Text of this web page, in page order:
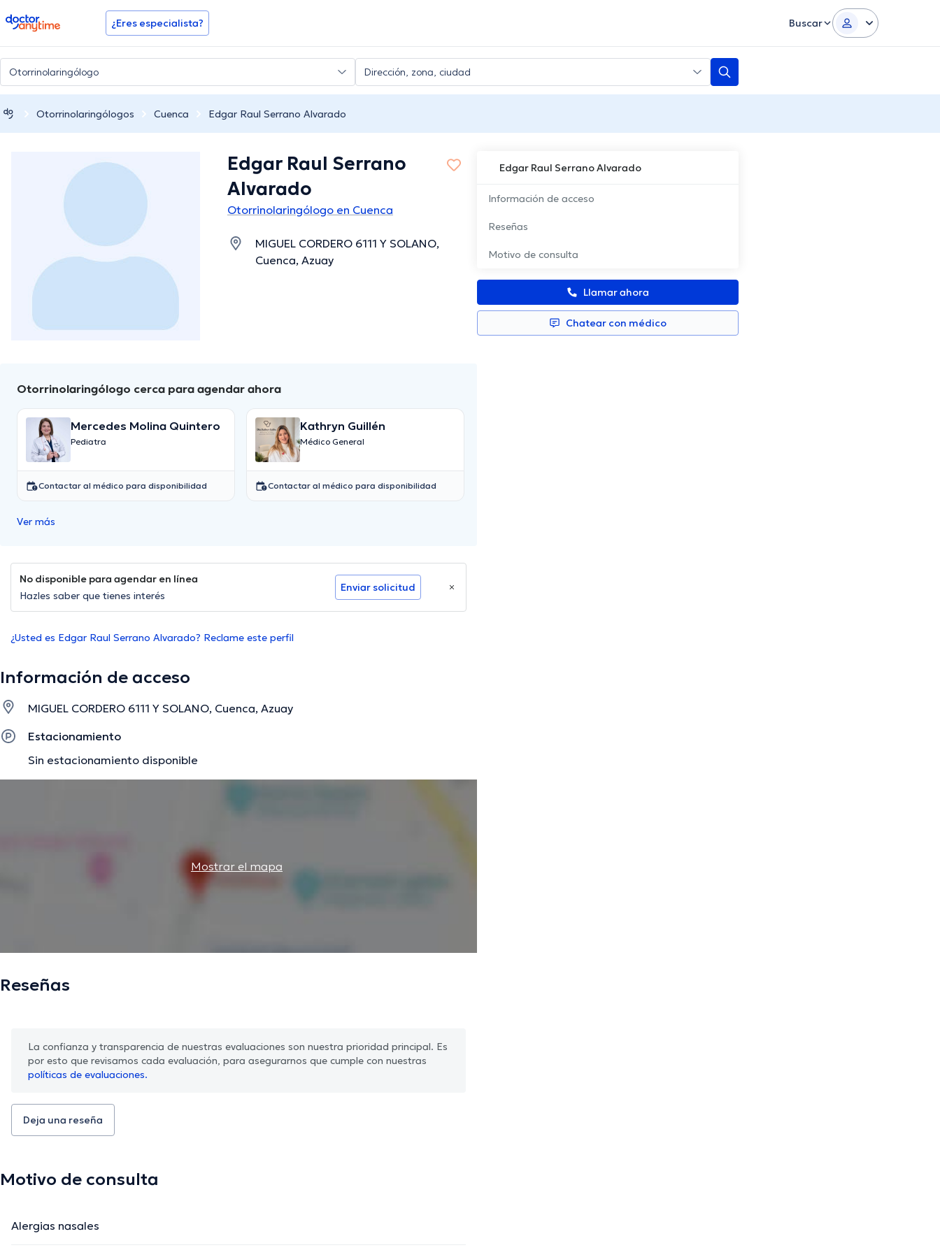
doctoranytime ¿Eres especialista? Buscar
Otorrinolaringólogos Cuenca Edgar Raul Serrano Alvarado
Edgar Raul Serrano Alvarado
Información de acceso
Reseñas
Motivo de consulta
Llamar ahora
Chatear con médico
Edgar Raul Serrano
Alvarado
Otorrinolaringólogo en Cuenca
MIGUEL CORDERO 6111 Y SOLANO,
Cuenca, Azuay
Otorrinolaringólogo cerca para agendar ahora
Mercedes Molina Quintero
Pediatra
Contactar al médico para disponibilidad
Kathryn Guillén
Médico General
Contactar al médico para disponibilidad
Ver más
No disponible para agendar en línea
Hazles saber que tienes interés
Enviar solicitud
¿Usted es Edgar Raul Serrano Alvarado? Reclame este perfil
Información de acceso
MIGUEL CORDERO 6111 Y SOLANO, Cuenca, Azuay
Estacionamiento
Sin estacionamiento disponible
Mostrar el mapa
Reseñas
La confianza y transparencia de nuestras evaluaciones son nuestra prioridad principal. Es
por esto que revisamos cada evaluación, para asegurarnos que cumple con nuestras
políticas de evaluaciones.
Deja una reseña
Motivo de consulta
Alergias nasales